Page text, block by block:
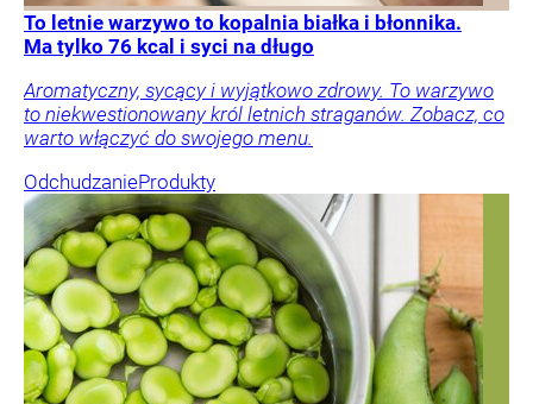
To letnie warzywo to kopalnia białka i błonnika.
Ma tylko 76 kcal i syci na długo
Aromatyczny, sycący i wyjątkowo zdrowy. To warzywo
to niekwestionowany król letnich straganów. Zobacz, co
warto włączyć do swojego menu.
OdchudzanieProdukty